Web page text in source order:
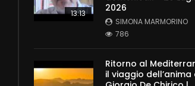
13:13
2026
SIMONA MARMORINO
786
Ritorno al
il viaggio dell’anima